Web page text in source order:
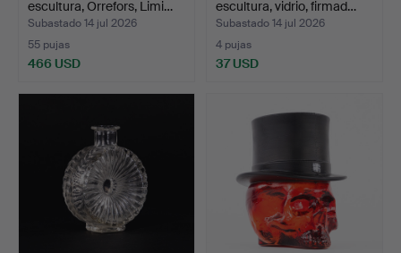
escultura, Orrefors, Limi…
Subastado 14 jul 2026
55 pujas
466 USD
escultura, vidrio, firmad…
Subastado 14 jul 2026
4 pujas
37 USD